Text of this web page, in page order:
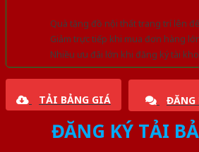
Quà tặng đồ nội thất trang trí lên
Giảm trực tiếp khi mua đơn hàng
Nhiều ưu đãi lớn khi đăng ký tài
TẢI BẢNG GIÁ ĐĂNG
ĐĂNG KÝ TẢI